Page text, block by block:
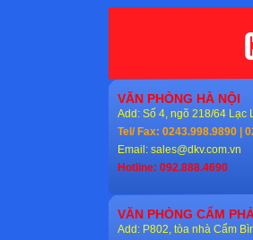
VĂN PHÒNG HÀ NỘI
Add: Số 4, ngõ 218/64 Lạc
Tel/ Fax: 0243.998.9890 |
Email: sales@dkv.com.vn
Hotline: 092.888.4690
VĂN PHÒNG CẨM
Add: P802, tòa nhà Cẩm